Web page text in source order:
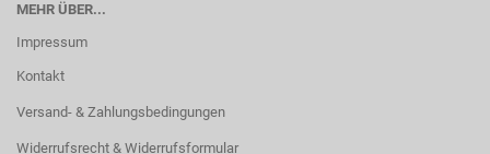
MEHR ÜBER...
Impressum
Kontakt
Versand- & Zahlungsbedingungen
Widerrufsrecht & Widerrufsformular